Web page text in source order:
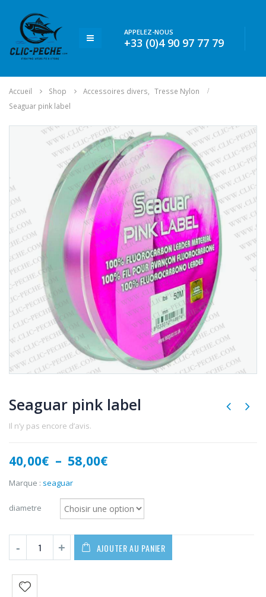
APPELEZ-NOUS
+33 (0)4 90 97 77 79
Accueil Shop Accessoires divers
Tresse Nylon
Seaguar pink label
Seaguar pink label
Il n’y pas encore d’avis.
40,00€ – 58,00€Plage
40,00€
à
58,00€
Marque : seaguar
diametre
AJOUTER AU PANIER